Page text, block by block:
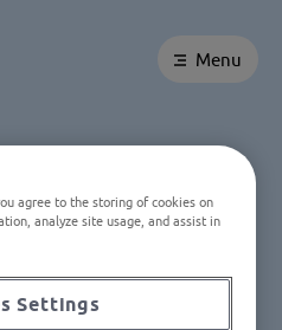
Menu
pour l’Ocean Fifty Edenred 5.
agree to the storing of cookies on
analyze site usage, and assist in
Settings